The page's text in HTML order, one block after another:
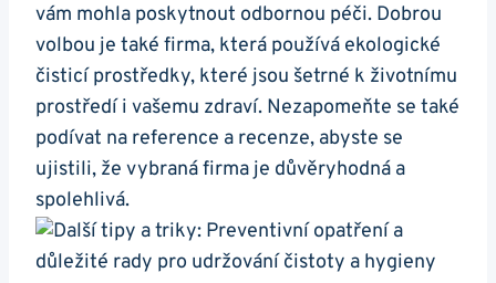
vám mohla poskytnout odbornou péči. Dobrou
volbou je také firma, která používá ekologické
čisticí prostředky, které jsou šetrné k životnímu
prostředí i vašemu zdraví. Nezapomeňte se také
podívat na reference a recenze, abyste se
ujistili, že vybraná firma je důvěryhodná a
spolehlivá.